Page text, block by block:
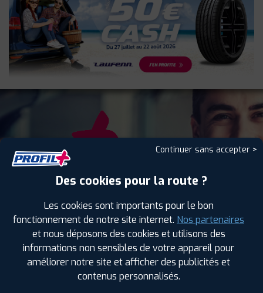
NOS
SERVICES
AUTO, CAMIONNETTE,
Continuer sans accepter >
Des cookies pour la route ?
Les cookies sont importants pour le bon
fonctionnement de notre site internet. Nos partenaires
et nous déposons des cookies et utilisons des
informations non sensibles de votre appareil pour
améliorer notre site et afficher des publicités et
contenus personnalisés.